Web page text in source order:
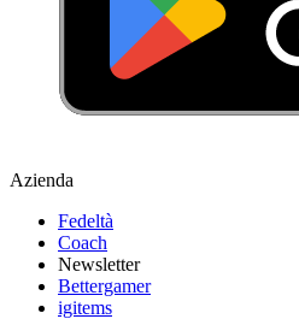
Azienda
Fedeltà
Coach
Newsletter
Bettergamer
igitems